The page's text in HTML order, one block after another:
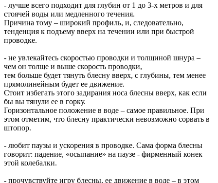
- лучше всего подходит для глубин от 1 до 3-х метров и для
стоячей воды или медленного течения.
Причина тому – широкий профиль, и, следовательно,
тенденция к подъему вверх на течении или при быстрой
проводке.
- не увлекайтесь скоростью проводки и толщиной шнура –
чем он толще и выше скорость проводки,
тем больше будет тянуть блесну вверх, с глубины, тем менее
прямолинейным будет ее движение.
Стоит избегать этого задирания носа блесны вверх, как если
бы вы тянули ее в горку.
Горизонтальное положение в воде – самое правильное. При
этом отметим, что блесну практически невозможно сорвать в
штопор.
- любит паузы и ускорения в проводке. Сама форма блесны
говорит: падение, «осыпание» на паузе - фирменный конек
этой колебалки.
- прочувствуйте игру блесны, ее движение в воде – в этом